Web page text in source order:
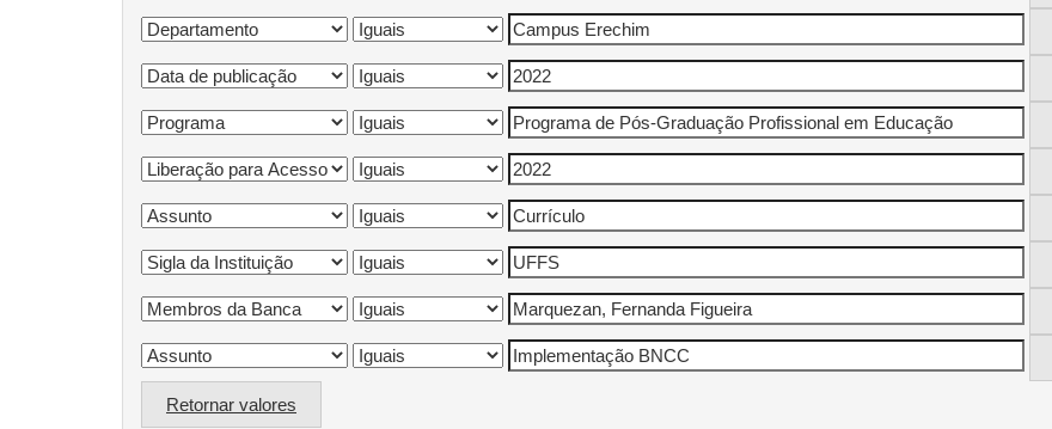
Retornar valores